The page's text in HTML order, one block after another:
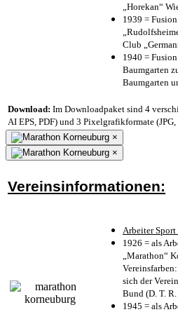
„Horekan“
1939 =
Club
1940 =
Baumgarten
Baumgarten
Download: Im Downloadpaket sind 4
AI EPS, PDF) und 3 Pixelgrafikformate (JPG,
×
×
Vereinsinformationen:
Arbeiter
1926 = als
„Marathon“
sich der
Bund (D. T.
1945 = als